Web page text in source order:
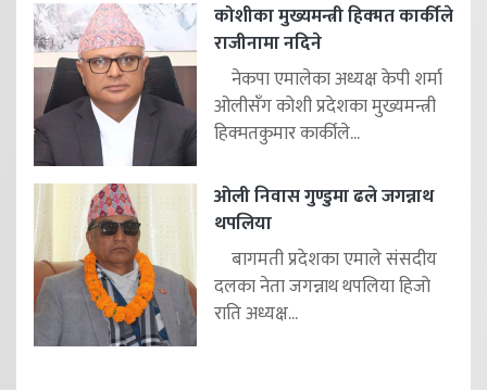
कोशीका मुख्यमन्त्री हिक्मत कार्कीले
राजीनामा नदिने
नेकपा एमालेका अध्यक्ष केपी शर्मा
ओलीसँग कोशी प्रदेशका मुख्यमन्त्री
हिक्मतकुमार कार्कीले...
ओली निवास गुण्डुमा ढले जगन्नाथ
थपलिया
बागमती प्रदेशका एमाले संसदीय
दलका नेता जगन्नाथ थपलिया हिजो
राति अध्यक्ष...